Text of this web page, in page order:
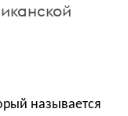
называется